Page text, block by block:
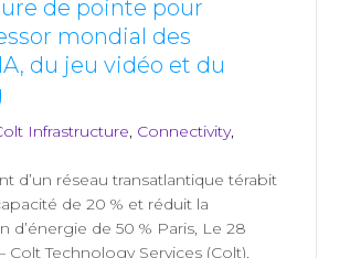
de pointe pour
mondial des
du jeu vidéo et du
Infrastructure, Connectivity,
d’un réseau transatlantique térabit
de 20 % et réduit la
d’énergie de 50 % Paris, Le 28
Colt Technology Services (Colt),